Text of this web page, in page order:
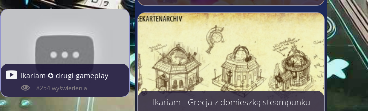
Ikariam ✪ drugi gameplay
8254 wyświetlenia
Ikariam - Grecja z domieszką steampunku